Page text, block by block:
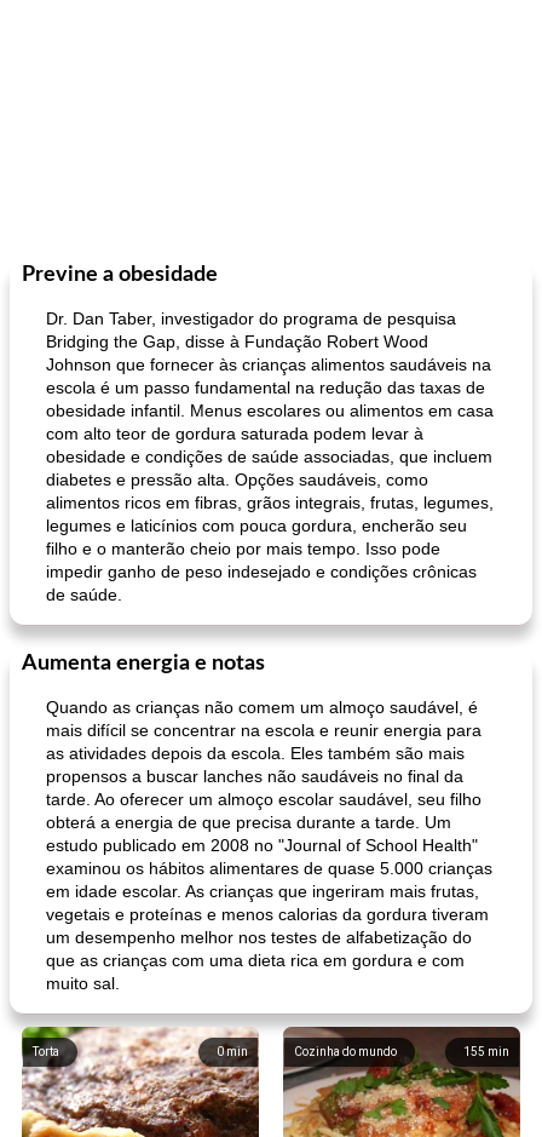
Previne a obesidade
Dr. Dan Taber, investigador do programa de pesquisa
Bridging the Gap, disse à Fundação Robert Wood
Johnson que fornecer às crianças alimentos saudáveis ​​na
escola é um passo fundamental na redução das taxas de
obesidade infantil. Menus escolares ou alimentos em casa
com alto teor de gordura saturada podem levar à
obesidade e condições de saúde associadas, que incluem
diabetes e pressão alta. Opções saudáveis, como
alimentos ricos em fibras, grãos integrais, frutas, legumes,
legumes e laticínios com pouca gordura, encherão seu
filho e o manterão cheio por mais tempo. Isso pode
impedir ganho de peso indesejado e condições crônicas
de saúde.
Aumenta energia e notas
Quando as crianças não comem um almoço saudável, é
mais difícil se concentrar na escola e reunir energia para
as atividades depois da escola. Eles também são mais
propensos a buscar lanches não saudáveis ​​no final da
tarde. Ao oferecer um almoço escolar saudável, seu filho
obterá a energia de que precisa durante a tarde. Um
estudo publicado em 2008 no "Journal of School Health"
examinou os hábitos alimentares de quase 5.000 crianças
em idade escolar. As crianças que ingeriram mais frutas,
vegetais e proteínas e menos calorias da gordura tiveram
um desempenho melhor nos testes de alfabetização do
que as crianças com uma dieta rica em gordura e com
muito sal.
0min
Torta 155 min
Cozinha do mundo